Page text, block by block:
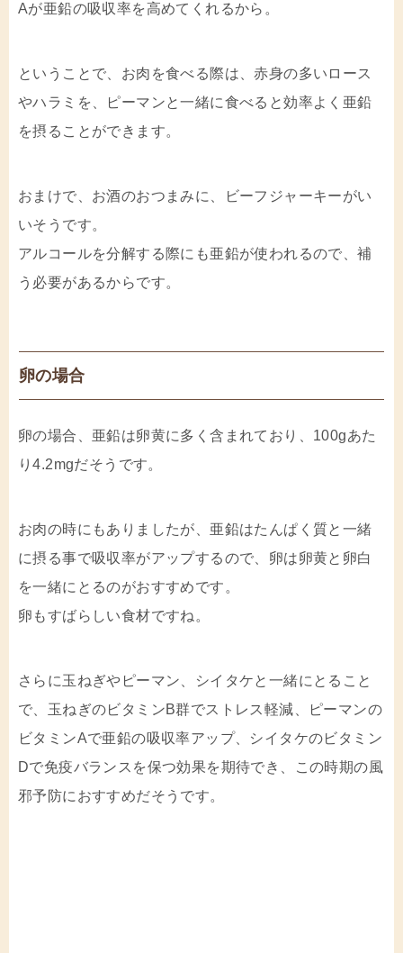
Aが亜鉛の吸収率を高めてくれるから。
ということで、お肉を食べる際は、赤身の多いロース
やハラミを、ピーマンと一緒に食べると効率よく亜鉛
を摂ることができます。
おまけで、お酒のおつまみに、ビーフジャーキーがい
いそうです。
アルコールを分解する際にも亜鉛が使われるので、補
う必要があるからです。
卵の場合
卵の場合、亜鉛は卵黄に多く含まれており、100gあた
り4.2mgだそうです。
お肉の時にもありましたが、亜鉛はたんぱく質と一緒
に摂る事で吸収率がアップするので、卵は卵黄と卵白
を一緒にとるのがおすすめです。
卵もすばらしい食材ですね。
さらに玉ねぎやピーマン、シイタケと一緒にとること
で、玉ねぎのビタミンB群でストレス軽減、ピーマンの
ビタミンAで亜鉛の吸収率アップ、シイタケのビタミン
Dで免疫バランスを保つ効果を期待でき、この時期の風
邪予防におすすめだそうです。